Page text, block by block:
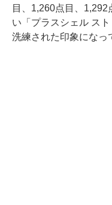
目、1,260点目、
い「プラスシェル ス
洗練された印象になっ